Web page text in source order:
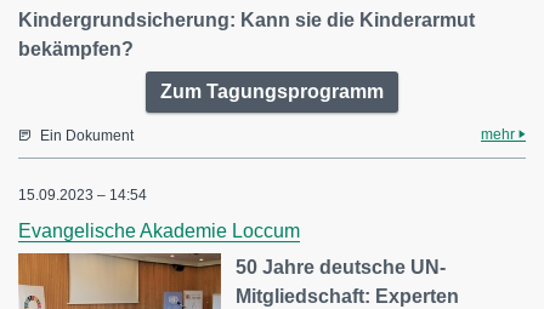
Kindergrundsicherung: Kann sie die Kinderarmut
bekämpfen?
Zum Tagungsprogramm
Ein Dokument mehr
15.09.2023 – 14:54
Evangelische Akademie Loccum
50 Jahre deutsche UN-
Mitgliedschaft: Experten